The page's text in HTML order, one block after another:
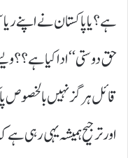
ہے؟ یا پاکستان نے اپنے
حق دوستی‘‘ ادا کیا ہے؟؟
قائل ہرگز نہیں بالخصوص
اور ترجیح ہمیشہ یہی رہی